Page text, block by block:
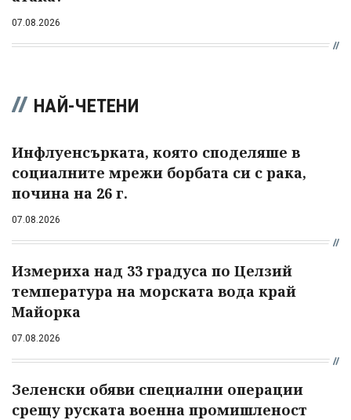
07.08.2026
НАЙ-ЧЕТЕНИ
Инфлуенсърката, която споделяше в
социалните мрежи борбата си с рака,
почина на 26 г.
07.08.2026
Измериха над 33 градуса по Целзий
температура на морската вода край
Майорка
07.08.2026
Зеленски обяви специални операции
срещу руската военна промишленост